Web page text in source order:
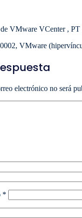
VMware VCenter , PT
VMware
electrónico no será
*